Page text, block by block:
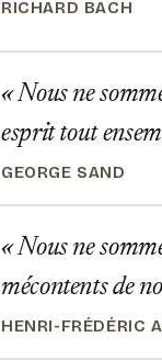
RICHARD BACH
Nous ne
esprit tout
GEORGE SAND
Nous ne
mécontents de
HENRI-FRÉDÉRIC